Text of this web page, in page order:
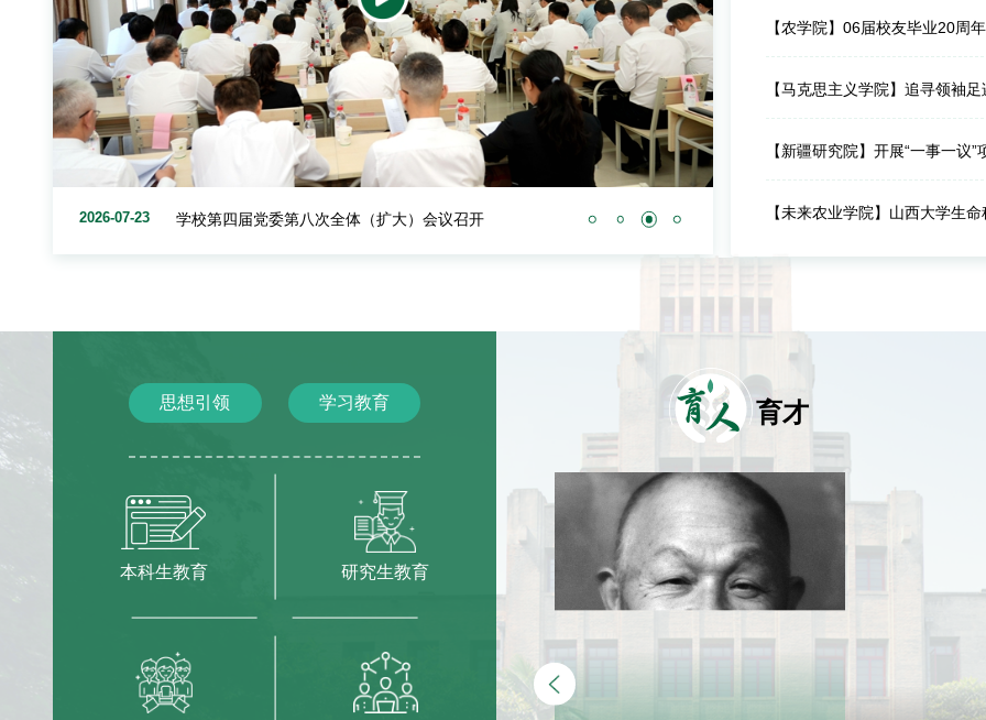
2026-07-19 吴普特赴新疆调研 深化校地融合发展 2026-07-23 学校召开“十五五”工
【农学院】06届校友毕业20周
【马克思主义学院】追寻领袖
【新疆研究院】开展“一事一议
【未来农业学院】山西大学生
育人 育才
思想引领 学习教育
本科生教育 研究生教育